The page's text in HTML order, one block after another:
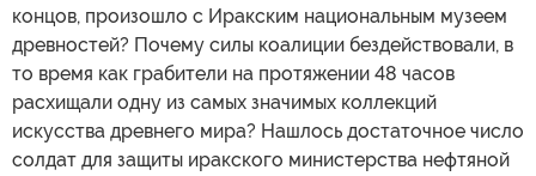
концов, произошло с Иракским национальным музеем
древностей? Почему силы коалиции бездействовали, в
то время как грабители на протяжении 48 часов
расхищали одну из самых значимых коллекций
искусства древнего мира? Нашлось достаточное число
солдат для защиты иракского министерства нефтяной